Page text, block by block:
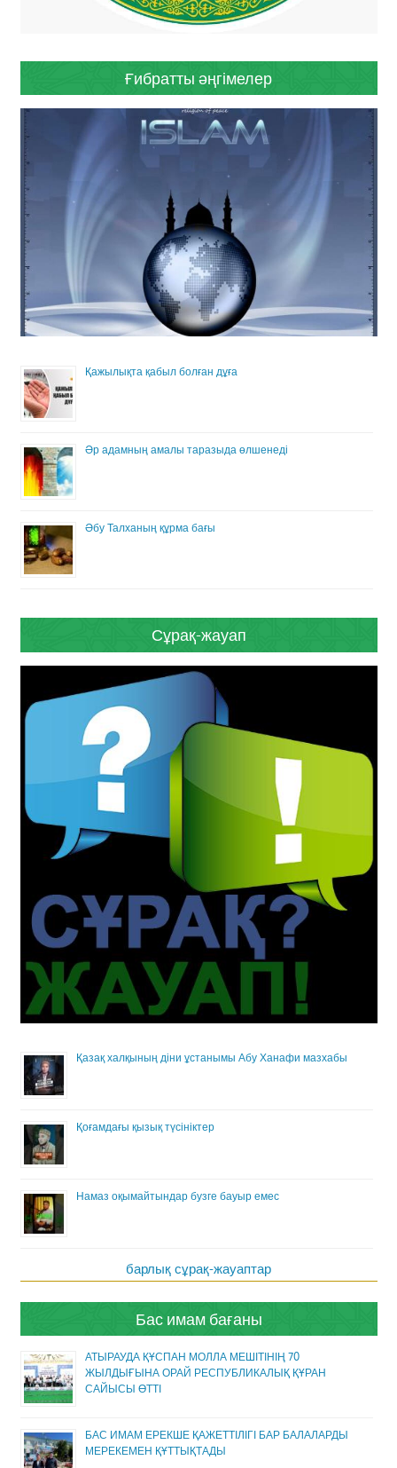
Ғибратты әңгімелер
Қажылықта қабыл болған дұға
Әр адамның амалы таразыда өлшенеді
Әбу Талханың құрма бағы
Сұрақ-жауап
Қазақ халқының діни ұстанымы Абу Ханафи мазхабы
Қоғамдағы қызық түсініктер
Намаз оқымайтындар бузге бауыр емес
барлық сұрақ-жауаптар
Бас имам бағаны
АТЫРАУДА ҚҰСПАН МОЛЛА МЕШІТІНІҢ 70
ЖЫЛДЫҒЫНА ОРАЙ РЕСПУБЛИКАЛЫҚ ҚҰРАН
САЙЫСЫ ӨТТІ
БАС ИМАМ ЕРЕКШЕ ҚАЖЕТТІЛІГІ БАР БАЛАЛАРДЫ
МЕРЕКЕМЕН ҚҰТТЫҚТАДЫ